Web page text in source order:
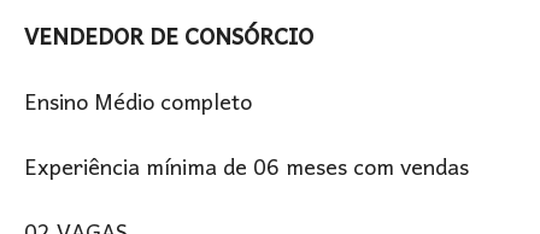
VENDEDOR DE CONSÓRCIO
Ensino Médio completo
Experiência mínima de 06 meses com vendas